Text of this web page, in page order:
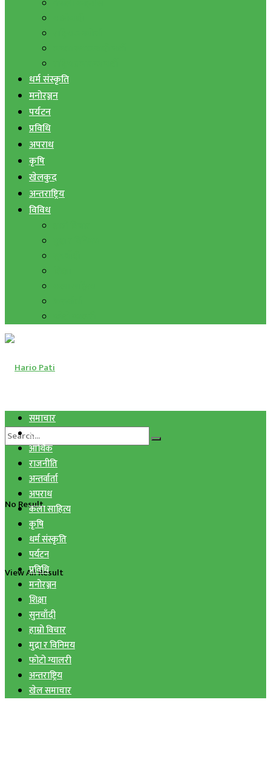
धर्म संस्कृति
मनोरञ्जन
पर्यटन
प्रविधि
अपराध
कृषि
खेलकुद
अन्तराष्ट्रिय
विविध
No Result
View All Result
समाचार
स्वास्थ्य
आर्थिक
राजनीति
अन्तर्वार्ता
अपराध
कला साहित्य
कृषि
धर्म संस्कृति
पर्यटन
प्रविधि
मनोरञ्जन
शिक्षा
सुनचाँदी
हाम्रो विचार
मुद्रा र विनिमय
फोटो ग्यालरी
अन्तराष्ट्रिय
खेल समाचार